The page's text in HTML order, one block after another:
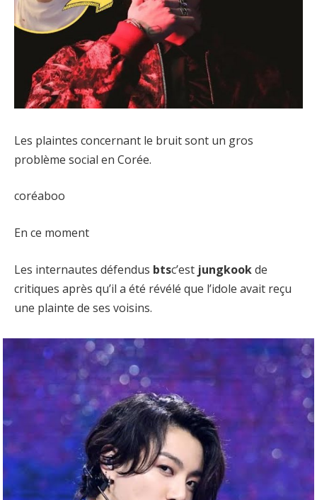
Les plaintes concernant le bruit sont un gros
problème social en Corée.
coréaboo
En ce moment
Les internautes défendus btsc’est jungkookde
critiques après qu’il a été révélé que l’idole avait reçu
une plainte de ses voisins.